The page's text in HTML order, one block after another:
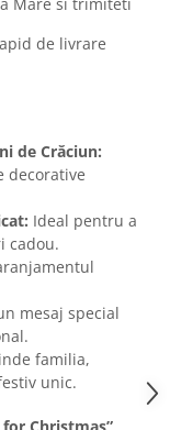
de livrare
de Crăciun:
decorative
Ideal pentru a
cadou.
mesaj special
familia,
unic.